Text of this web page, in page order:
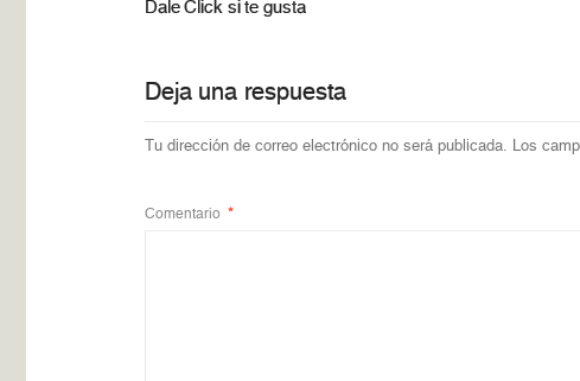
Dale Click si te gusta
Deja una respuesta
Tu dirección de correo electrónico no será publicada. Los
Comentario *